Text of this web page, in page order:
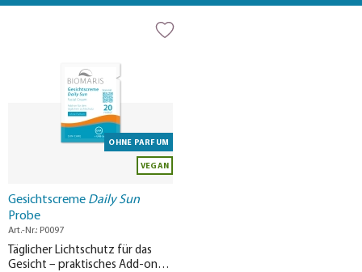
OHNE PARFUM
VEGAN
Gesichtscreme Daily Sun
Probe
Art.-Nr.: P0097
Täglicher Lichtschutz für das
Gesicht – praktisches Add-on-